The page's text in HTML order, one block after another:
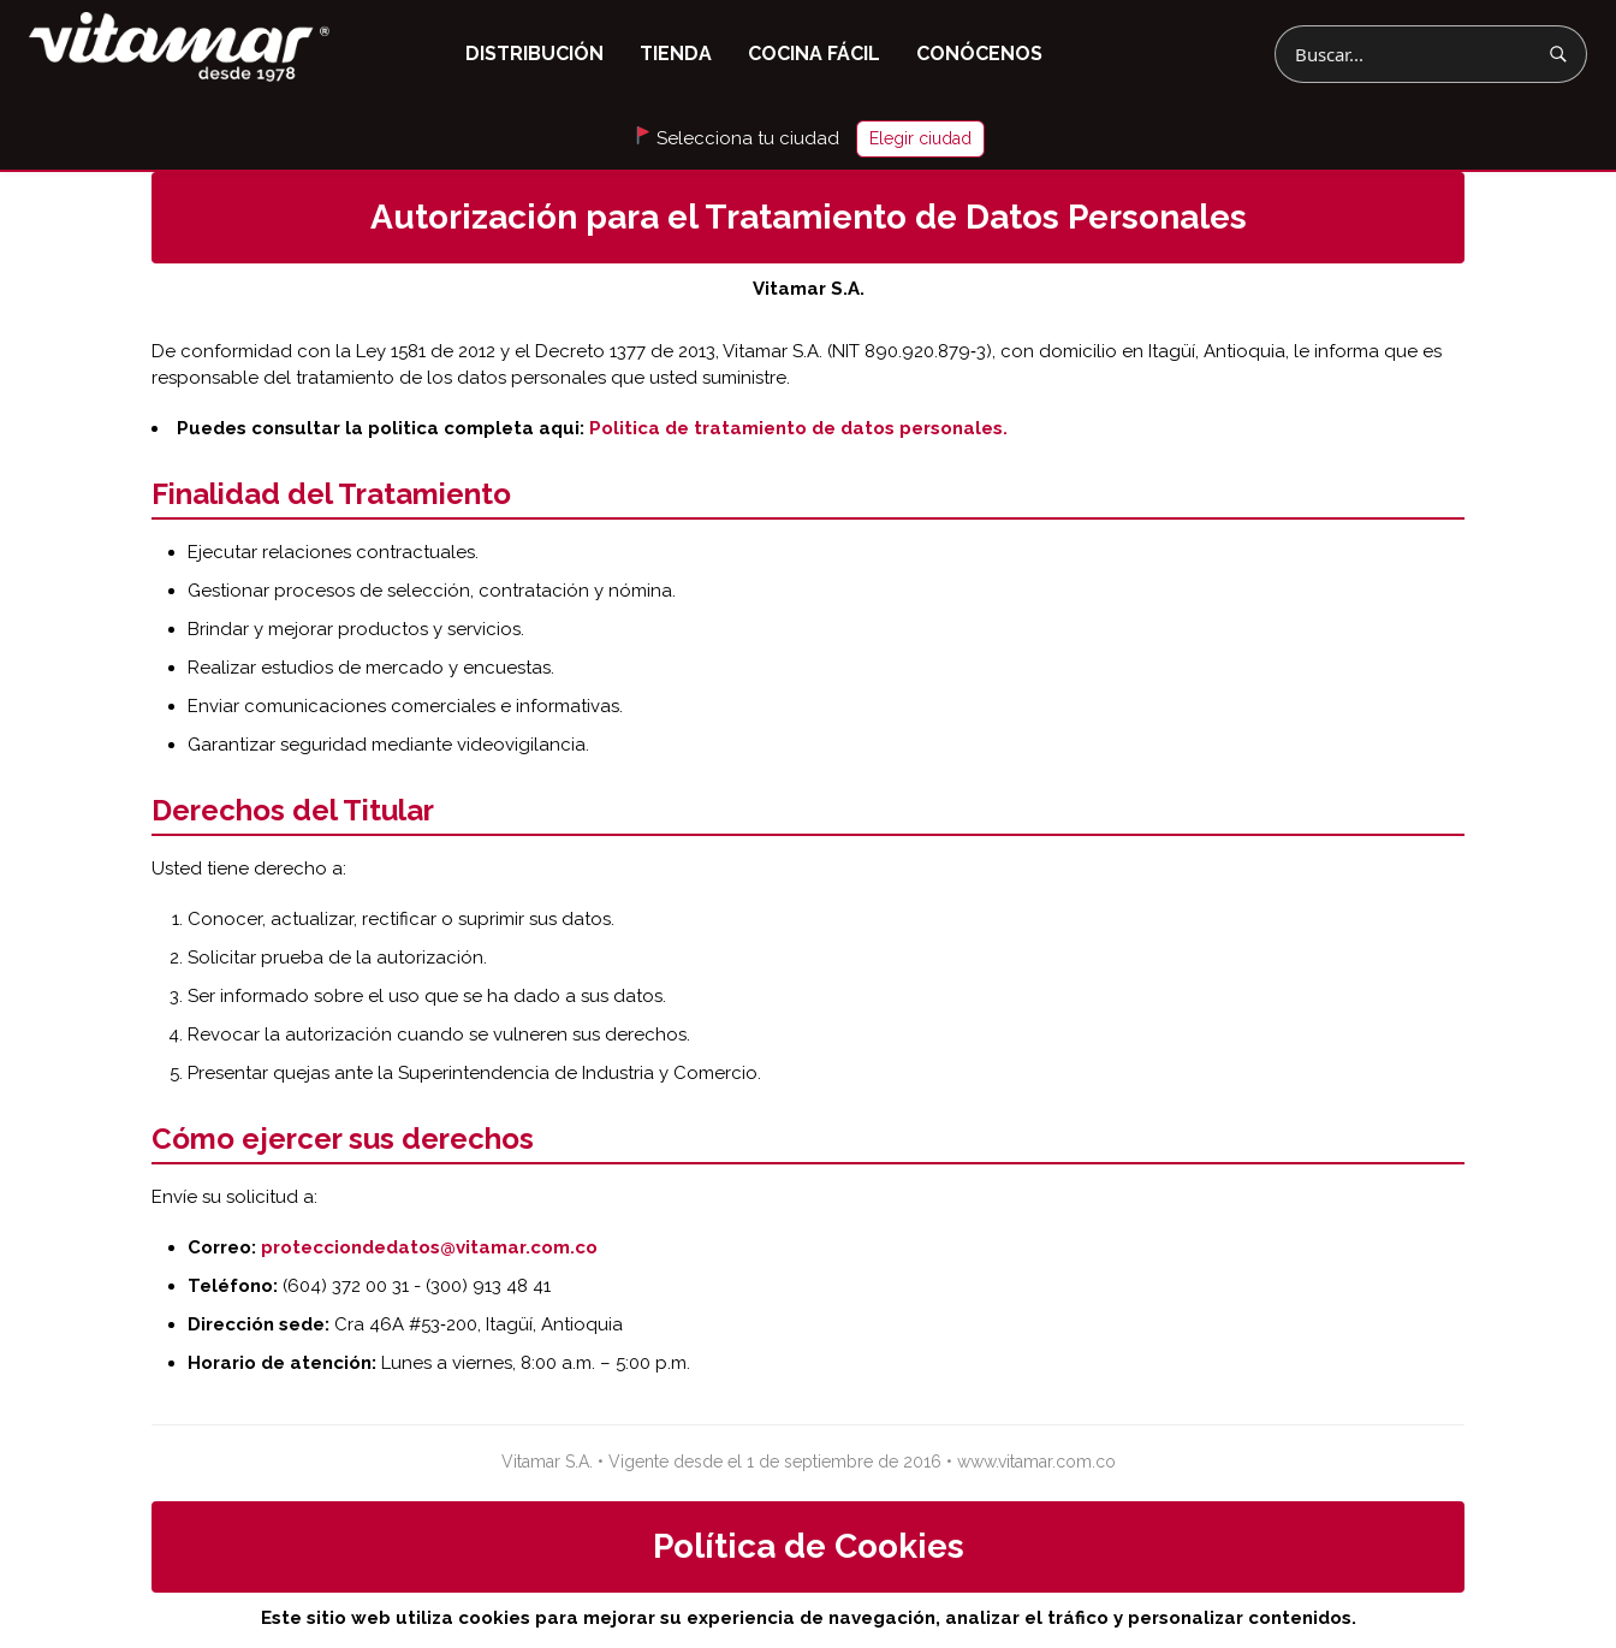
DISTRIBUCIÓN TIENDA COCINA FÁCIL CONÓCENOS
Buscar
Selecciona tu ciudad Elegir ciudad
Autorización para el Tratamiento de Datos Personales
Vitamar S.A.
De conformidad con la Ley 1581 de 2012 y el Decreto 1377 de 2013, Vitamar S.A. (NIT 890.920.879‑3), con domicilio en Itagüí, Antioquia, le informa que es
responsable del tratamiento de los datos personales que usted suministre.
Puedes consultar la politica completa aqui: Politica de tratamiento de datos personales.
Finalidad del Tratamiento
Ejecutar relaciones contractuales.
Gestionar procesos de selección, contratación y nómina.
Brindar y mejorar productos y servicios.
Realizar estudios de mercado y encuestas.
Enviar comunicaciones comerciales e informativas.
Garantizar seguridad mediante videovigilancia.
Derechos del Titular
Usted tiene derecho a:
Conocer, actualizar, rectificar o suprimir sus datos.
Solicitar prueba de la autorización.
Ser informado sobre el uso que se ha dado a sus datos.
Revocar la autorización cuando se vulneren sus derechos.
Presentar quejas ante la Superintendencia de Industria y Comercio.
Cómo ejercer sus derechos
Envíe su solicitud a:
Correo: protecciondedatos@vitamar.com.co
Teléfono: (604) 372 00 31 - (300) 913 48 41
Dirección sede: Cra 46A #53‑200, Itagüí, Antioquia
Horario de atención: Lunes a viernes, 8:00 a.m. – 5:00 p.m.
Vitamar S.A. • Vigente desde el 1 de septiembre de 2016 • www.vitamar.com.co
Política de Cookies
Este sitio web utiliza cookies para mejorar su experiencia de navegación, analizar el tráfico y personalizar contenidos.